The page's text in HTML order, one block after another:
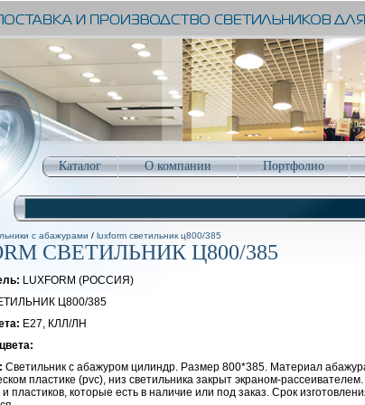
Каталог О компании Портфолио
с абажурами / luxform светильник ц800/385
СВЕТИЛЬНИК Ц800/385
LUXFORM (РОССИЯ)
Ц800/385
E27, КЛЛ/ЛН
Светильник с абажуром цилиндр. Размер 800*385. Материал
пластике (pvc), низ светильника закрыт экраном-
и пластиков, которые есть в наличие или под заказ. Срок